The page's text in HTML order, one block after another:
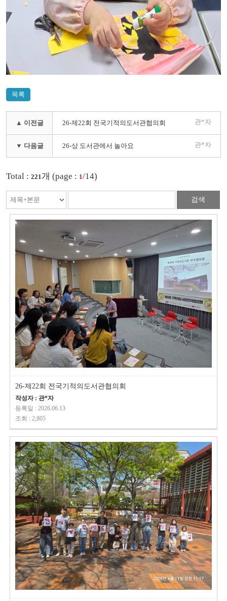
목록
▲ 이전글 26-제22회 전국기적의도서관협의회 관*자
▼ 다음글 26-상 도서관에서 놀아요 관*자
Total : 221개 (page : 1/14)
검색
26-제22회 전국기적의도서관협의회
작성자 : 관*자
등록일 : 2026.06.13
조회 : 2,805